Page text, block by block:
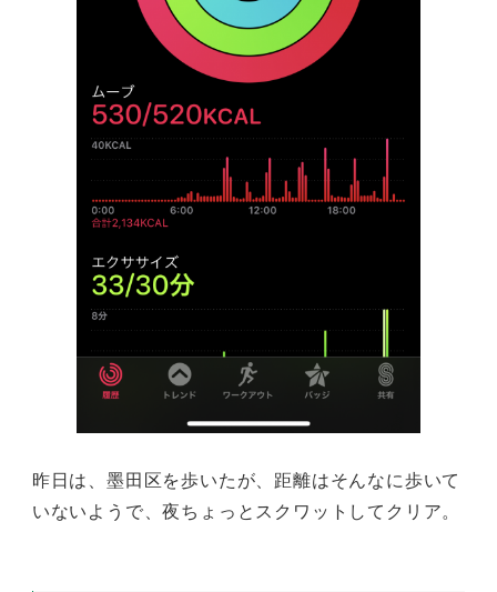
昨日は、墨田区を歩いたが、距離はそんなに歩いて
いないようで、夜ちょっとスクワットしてクリア。